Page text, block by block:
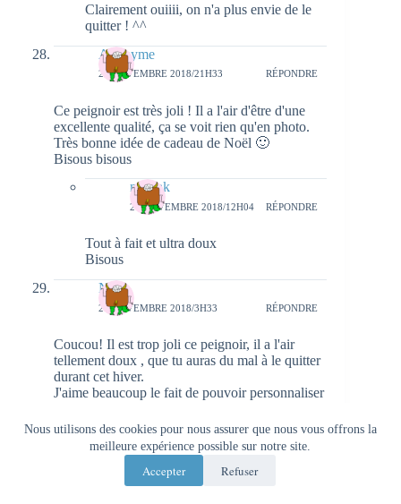
Nous utilisons des cookies pour nous assurer que nous vous offrons la
meilleure expérience possible sur notre site.
Accepter Refuser
Clairement ouiiii, on n'a plus envie de le
quitter ! ^^
Anonyme
23 NOVEMBRE 2018/21H33 RÉPONDRE
Ce peignoir est très joli ! Il a l'air d'être d'une
excellente qualité, ça se voit rien qu'en photo.
Très bonne idée de cadeau de Noël 🙂
Bisous bisous
natieak
27 NOVEMBRE 2018/12H04 RÉPONDRE
Tout à fait et ultra doux
Bisous
Nina
24 NOVEMBRE 2018/3H33 RÉPONDRE
Coucou! Il est trop joli ce peignoir, il a l'air
tellement doux , que tu auras du mal à le quitter
durant cet hiver.
J'aime beaucoup le fait de pouvoir personnaliser
personnel très appréciable.
Des bisous et passe un bon week-end
natieak
27 NOVEMBRE 2018/12H04